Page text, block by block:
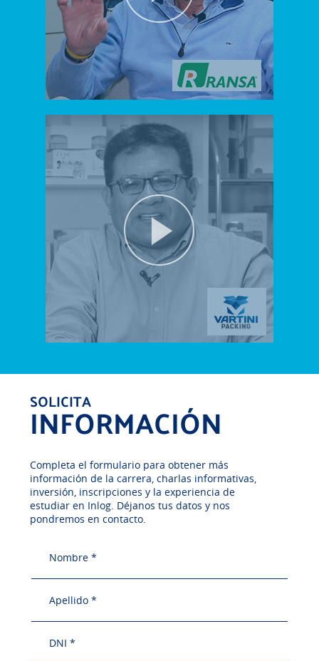
SOLICITA
INFORMACIÓN
Completa el formulario para obtener más
información de la carrera, charlas informativas,
inversión, inscripciones y la experiencia de
estudiar en Inlog. Déjanos tus datos y nos
pondremos en contacto.